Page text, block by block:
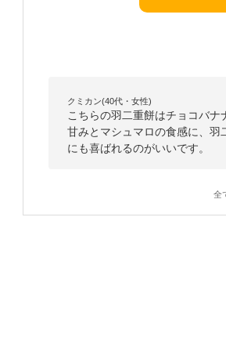
クミカン(40代・女性)
こちらの羽二重餅はチョコバ
甘みとマシュマロの食感に、
にも喜ばれるのがいいです。
全